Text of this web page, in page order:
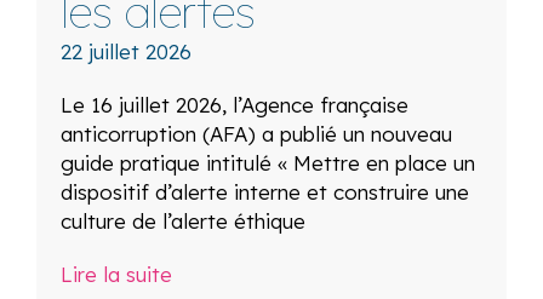
les alertes
22 juillet 2026
Le 16 juillet 2026, l’Agence française
anticorruption (AFA) a publié un nouveau
guide pratique intitulé « Mettre en place un
dispositif d’alerte interne et construire une
culture de l’alerte éthique
Lire la suite